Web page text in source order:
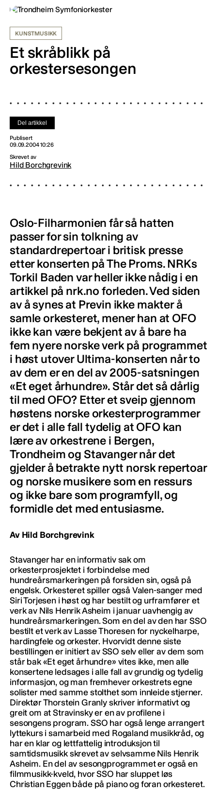
KUNSTMUSIKK
Et skråblikk på
orkestersesongen
Del artikkel
Publisert
09.09.2004 10:26
Skrevet av
Hild Borchgrevink
Oslo-Filharmonien får så hatten
passer for sin tolkning av
standardrepertoar i britisk presse
etter konserten på The Proms. NRKs
Torkil Baden var heller ikke nådig i en
artikkel på nrk.no forleden. Ved siden
av å synes at Previn ikke makter å
samle orkesteret, mener han at OFO
ikke kan være bekjent av å bare ha
fem nyere norske verk på programmet
i høst utover Ultima-konserten når to
av dem er en del av 2005-satsningen
«Et eget århundre». Står det så dårlig
til med OFO? Etter et sveip gjennom
høstens norske orkesterprogrammer
er det i alle fall tydelig at OFO kan
lære av orkestrene i Bergen,
Trondheim og Stavanger når det
gjelder å betrakte nytt norsk repertoar
og norske musikere som en ressurs
og ikke bare som programfyll, og
formidle det med entusiasme.
Av Hild Borchgrevink
Stavanger har en informativ sak om
orkesterprosjektet i forbindelse med
hundreårsmarkeringen på forsiden sin, også på
engelsk. Orkesteret spiller også Valen-sanger med
Siri Torjesen i høst og har bestilt og urframfører et
verk av Nils Henrik Asheim i januar uavhengig av
hundreårsmarkeringen. Som en del av den har SSO
bestilt et verk av Lasse Thoresen for nyckelharpe,
hardingfele og orkester. Hvorvidt denne siste
bestillingen er initiert av SSO selv eller av dem som
står bak «Et eget århundre» vites ikke, men alle
konsertene ledsages i alle fall av grundig og tydelig
informasjon, og man fremhever orkestrets egne
solister med samme stolthet som innleide stjerner.
Direktør Thorstein Granly skriver informativt og
greit om at Stravinsky er en av profilene i
sesongens program. SSO har også lenge arrangert
lyttekurs i samarbeid med Rogaland musikkråd, og
har en klar og lettfattelig introduksjon til
samtidsmusikk skrevet av selvsamme Nils Henrik
Asheim. En del av sesongprogrammet er også en
filmmusikk-kveld, hvor SSO har sluppet løs
Christian Eggen både på piano og foran orkesteret.